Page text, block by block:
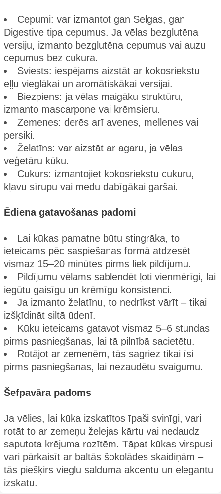
Cepumi: var izmantot gan Selgas, gan
Digestive tipa cepumus. Ja vēlas bezglutēna
versiju, izmanto bezglutēna cepumus vai auzu
cepumus bez cukura.
Sviests: iespējams aizstāt ar kokosriekstu
eļļu vieglākai un aromātiskākai versijai.
Biezpiens: ja vēlas maigāku struktūru,
izmanto mascarpone vai krēmsieru.
Zemenes: derēs arī avenes, mellenes vai
persiki.
Želatīns: var aizstāt ar agaru, ja vēlas
veģetāru kūku.
Cukurs: izmantojiet kokosriekstu cukuru,
kļavu sīrupu vai medu dabīgākai garšai.
Ēdiena gatavošanas padomi
Lai kūkas pamatne būtu stingrāka, to
ieteicams pēc saspiešanas formā atdzesēt
vismaz 15–20 minūtes pirms liek pildījumu.
Pildījumu vēlams sablendēt ļoti vienmērīgi, lai
iegūtu gaisīgu un krēmīgu konsistenci.
Ja izmanto želatīnu, to nedrīkst vārīt – tikai
izšķīdināt siltā ūdenī.
Kūku ieteicams gatavot vismaz 5–6 stundas
pirms pasniegšanas, lai tā pilnībā sacietētu.
Rotājot ar zemenēm, tās sagriez tikai īsi
pirms pasniegšanas, lai nezaudētu svaigumu.
Šefpavāra padoms
Ja vēlies, lai kūka izskatītos īpaši svinīgi, vari
rotāt to ar zemeņu želejas kārtu vai nedaudz
saputota krējuma rozītēm. Tāpat kūkas virspusi
vari pārkaisīt ar baltās šokolādes skaidiņām –
tās piešķirs vieglu salduma akcentu un elegantu
izskatu.